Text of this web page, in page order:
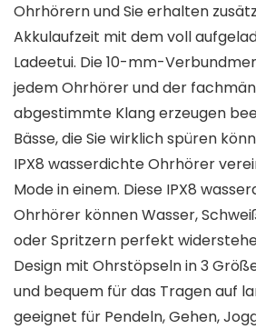
Ohrhörern und Sie erhalten
Akkulaufzeit mit dem voll
Ladeetui. Die 10-mm-
jedem Ohrhörer und der
abgestimmte Klang erzeugen
Bässe, die Sie wirklich spüren
IPX8 wasserdichte Ohrhörer
Mode in einem. Diese IPX8
Ohrhörer können Wasser,
oder Spritzern perfekt
Design mit Ohrstöpseln in 3
und bequem für das Tragen auf
geeignet für Pendeln, Gehen,